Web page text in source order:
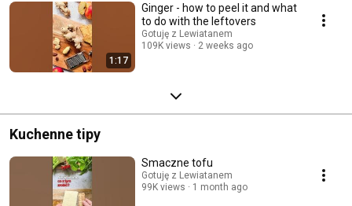
1:17
Ginger - how to peel it and what
to do with the leftovers
Gotuję z Lewiatanem
109K views
2 weeks ago
Kuchenne tipy
Smaczne tofu
Gotuję z Lewiatanem
99K views
1 month ago